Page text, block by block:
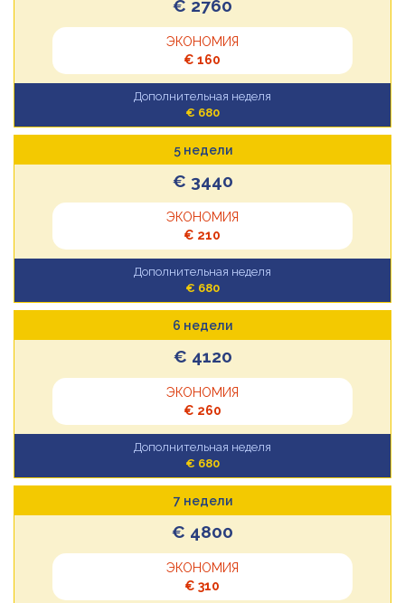
€ 2760
ЭКОНОМИЯ
€ 160
Дополнительная неделя
€ 680
5 недели
€ 3440
ЭКОНОМИЯ
€ 210
Дополнительная неделя
€ 680
6 недели
€ 4120
ЭКОНОМИЯ
€ 260
Дополнительная неделя
€ 680
7 недели
€ 4800
ЭКОНОМИЯ
€ 310